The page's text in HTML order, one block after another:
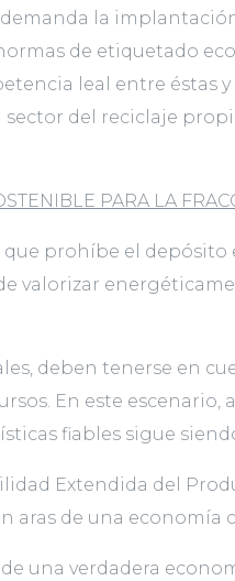
la
de etiquetado
leal entre éstas
del reciclaje
PARA LA
prohíbe el depósito
valorizar
deben tenerse en
En este
fiables sigue
Extendida del
aras de una economía
una verdadera